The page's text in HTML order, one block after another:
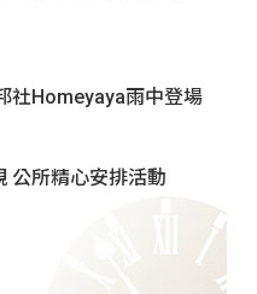
社Homeyaya雨中登場
公所精心安排活動